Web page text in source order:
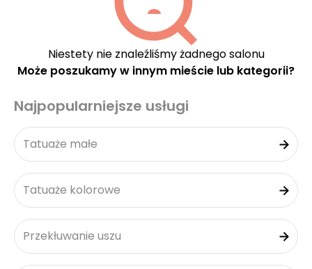
Niestety nie znaleźliśmy żadnego salonu
Może poszukamy w innym mieście lub kategorii?
Najpopularniejsze usługi
Tatuaże małe
Tatuaże kolorowe
Przekłuwanie uszu